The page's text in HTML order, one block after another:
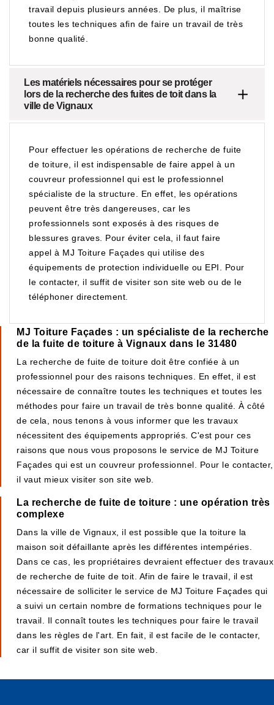
travail depuis plusieurs années. De plus, il maîtrise
toutes les techniques afin de faire un travail de très
bonne qualité.
Les matériels nécessaires pour se protéger
lors de la recherche des fuites de toit dans la
ville de Vignaux
Pour effectuer les opérations de recherche de fuite
de toiture, il est indispensable de faire appel à un
couvreur professionnel qui est le professionnel
spécialiste de la structure. En effet, les opérations
peuvent être très dangereuses, car les
professionnels sont exposés à des risques de
blessures graves. Pour éviter cela, il faut faire
appel à MJ Toiture Façades qui utilise des
équipements de protection individuelle ou EPI. Pour
le contacter, il suffit de visiter son site web ou de le
téléphoner directement.
MJ Toiture Façades : un spécialiste de la recherche
de la fuite de toiture à Vignaux dans le 31480
La recherche de fuite de toiture doit être confiée à un
professionnel pour des raisons techniques. En effet, il est
nécessaire de connaître toutes les techniques et toutes les
méthodes pour faire un travail de très bonne qualité. À côté
de cela, nous tenons à vous informer que les travaux
nécessitent des équipements appropriés. C'est pour ces
raisons que nous vous proposons le service de MJ Toiture
Façades qui est un couvreur professionnel. Pour le contacter,
il vaut mieux visiter son site web.
La recherche de fuite de toiture : une opération très
complexe
Dans la ville de Vignaux, il est possible que la toiture la
maison soit défaillante après les différentes intempéries.
Dans ce cas, les propriétaires devraient effectuer des travaux
de recherche de fuite de toit. Afin de faire le travail, il est
nécessaire de solliciter le service de MJ Toiture Façades qui
a suivi un certain nombre de formations techniques pour le
travail. Il connaît toutes les techniques pour faire le travail
dans les règles de l'art. En fait, il est facile de le contacter,
car il suffit de visiter son site web.